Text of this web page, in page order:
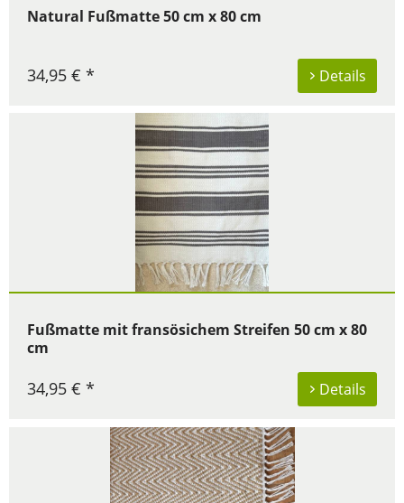
Natural Fußmatte 50 cm x 80 cm
Details
34,95 € *
Fußmatte mit fransösichem Streifen 50 cm x 80
cm
Details
34,95 € *